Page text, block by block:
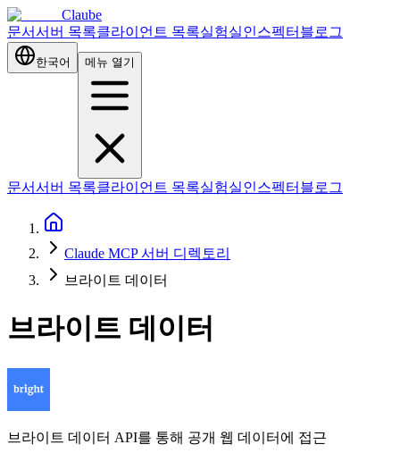
Claube
문서서버 목록클라이언트 목록실험실인스펙터 블로그
한국어 메뉴 열기
문서서버 목록클라이언트 목록실험실인스펙터 블로그
Claude MCP 서버 디렉토리
브라이트 데이터
브라이트 데이터
브라이트 데이터 API를 통해 공개 웹 데이터에 접근